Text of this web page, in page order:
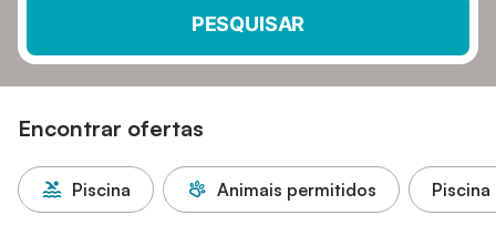
PESQUISAR
Encontrar ofertas
Piscina Animais permitidos